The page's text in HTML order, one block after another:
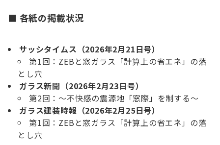
■ 各紙の掲載状況
サッシタイムス（2026年2月21日号）
第1回：ZEBと窓ガラス「計算上の省エネ」の落
とし穴
ガラス新聞（2026年2月23日号）
第2回：～不快感の震源地「窓際」を制する～
ガラス建装時報（2026年2月25日号）
第1回：ZEBと窓ガラス「計算上の省エネ」の落
とし穴